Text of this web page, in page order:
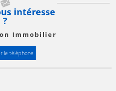
intéresse
?
Immobilier
le téléphone